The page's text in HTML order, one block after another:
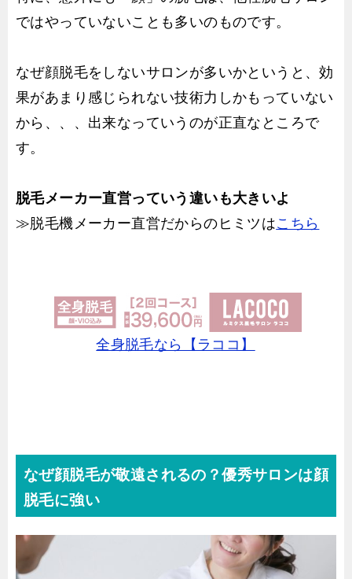
ではやっていないことも多いのものです。
なぜ顔脱毛をしないサロンが多いかというと、効
果があまり感じられない技術力しかもっていない
から、、、出来なっていうのが正直なところで
す。
脱毛メーカー直営っていう違いも大きいよ
≫脱毛機メーカー直営だからのヒミツはこちら
全身脱毛なら【ラココ】
なぜ顔脱毛が敬遠されるの？優秀サロンは顔
脱毛に強い